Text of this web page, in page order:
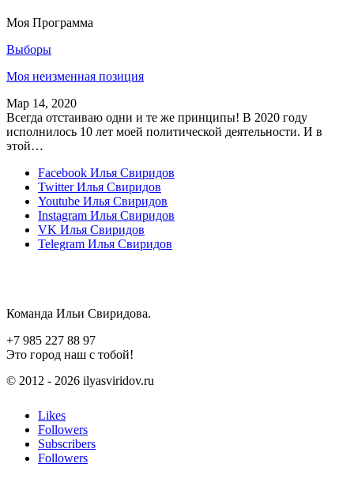
Моя Программа
Выборы
Моя неизменная позиция
Мар 14, 2020
Всегда отстаиваю одни и те же принципы! В 2020 году
исполнилось 10 лет моей политической деятельности. И в
этой…
Facebook Илья Свиридов
Twitter Илья Свиридов
Youtube Илья Свиридов
Instagram Илья Свиридов
VK Илья Свиридов
Telegram Илья Свиридов
Команда Ильи Свиридова.
+7 985 227 88 97
Это город наш с тобой!
© 2012 - 2026 ilyasviridov.ru
Likes
Followers
Subscribers
Followers